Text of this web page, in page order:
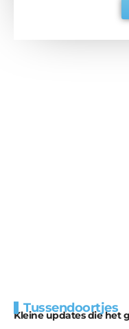
Tussendoortjes
Kleine updates die het
voor kabouters